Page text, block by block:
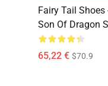
Fairy Tail Shoes
Son Of Dragon
65,22 € $70.9